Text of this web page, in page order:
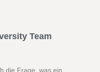
Team
die Frage, was ein